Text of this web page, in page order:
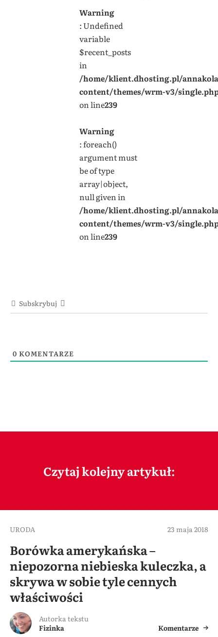
Warning
: Undefined
variable
$recent_posts
in
/home/klient.dhosting.pl/
content/themes/wrm-v3/
on line239
Warning
: foreach()
argument must
be of type
array|object,
null given in
/home/klient.dhosting.pl/
content/themes/wrm-v3/
on line239
Subskrybuj
0 KOMENTARZE
Czytaj kolejny artykuł:
URODA 23 maja 2018
Borówka amerykańska –
niepozorna niebieska kuleczka, a
skrywa w sobie tyle cennych
właściwości
Autorka tekstu
Fizinka
Komentarze